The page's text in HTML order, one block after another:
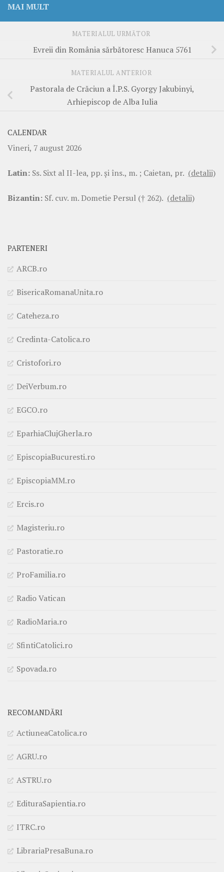
MAI MULT
MATERIALUL URMĂTOR
Evreii din România sărbătoresc Hanuca 5761
MATERIALUL ANTERIOR
Pastorala de Crăciun a Î.P.S. Gyorgy Jakubinyi,
Arhiepiscop de Alba Iulia
CALENDAR
Vineri, 7 august 2026
Latin: Ss. Sixt al II-lea, pp. şi îns., m. ; Caietan, pr. (detalii)
Bizantin: Sf. cuv. m. Dometie Persul († 262). (detalii)
PARTENERI
ARCB.ro
BisericaRomanaUnita.ro
Cateheza.ro
Credinta-Catolica.ro
Cristofori.ro
DeiVerbum.ro
EGCO.ro
EparhiaClujGherla.ro
EpiscopiaBucuresti.ro
EpiscopiaMM.ro
Ercis.ro
Magisteriu.ro
Pastoratie.ro
ProFamilia.ro
Radio Vatican
RadioMaria.ro
SfintiCatolici.ro
Spovada.ro
RECOMANDĂRI
ActiuneaCatolica.ro
AGRU.ro
ASTRU.ro
EdituraSapientia.ro
ITRC.ro
LibrariaPresaBuna.ro